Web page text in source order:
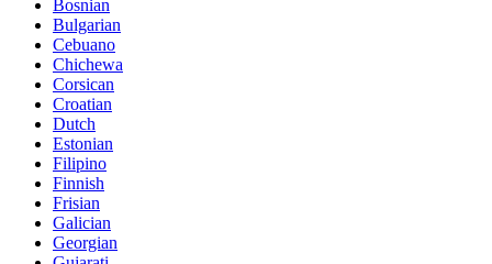
Bosnian
Bulgarian
Cebuano
Chichewa
Corsican
Croatian
Dutch
Estonian
Filipino
Finnish
Frisian
Galician
Georgian